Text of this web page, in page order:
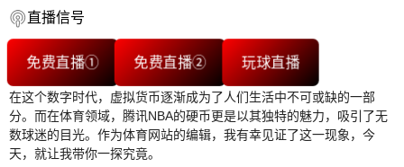
直播信号
免费直播① 免费直播② 玩球直播
在这个数字时代，虚拟货币逐渐成为了人们生活中不可或缺的一部
分。而在体育领域，腾讯NBA的硬币更是以其独特的魅力，吸引了无
数球迷的目光。作为体育网站的编辑，我有幸见证了这一现象，今
天，就让我带你一探究竟。